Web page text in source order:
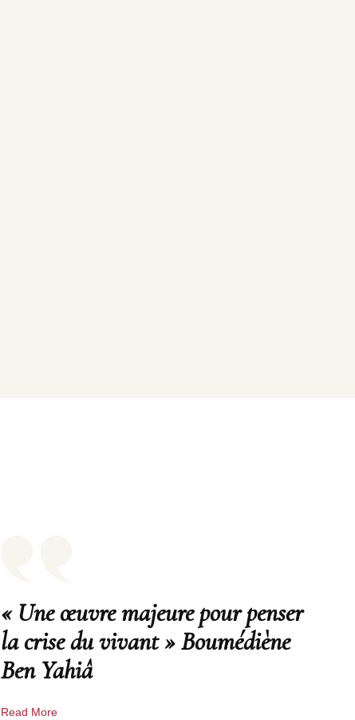
« Une œuvre majeure pour penser
la crise du vivant » Boumédiène
Ben Yahiâ
Read More